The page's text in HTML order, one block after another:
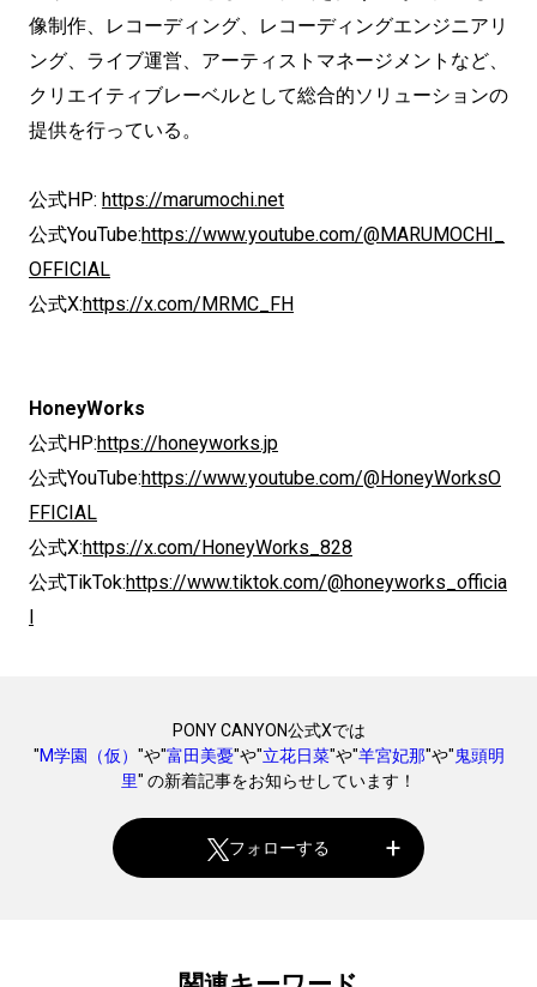
像制作、レコーディング、レコーディングエンジニアリ
ング、ライブ運営、アーティストマネージメントなど、
クリエイティブレーベルとして総合的ソリューションの
提供を行っている。
公式HP: https://marumochi.net
公式YouTube:https://www.youtube.com/@MARUMOCHI_
OFFICIAL
公式X:https://x.com/MRMC_FH
HoneyWorks
公式HP:https://honeyworks.jp
公式YouTube:https://www.youtube.com/@HoneyWorksO
FFICIAL
公式X:https://x.com/HoneyWorks_828
公式TikTok:https://www.tiktok.com/@honeyworks_officia
PONY CANYON公式Xでは
"M学園（仮） "や"富田美憂"や"立花日菜"や"羊宮妃那"や"鬼頭明
里" の新着記事をお知らせしています！
フォローする